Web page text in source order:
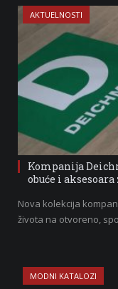
AKTUELNOSTI
Kompanija
obuće i
Nova kolekcija
života na otvoreno,
MODNI KATALOZI